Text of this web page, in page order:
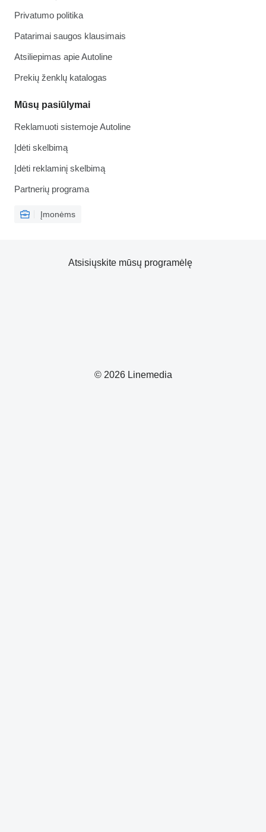
Privatumo politika
Patarimai saugos klausimais
Atsiliepimas apie Autoline
Prekių ženklų katalogas
Mūsų pasiūlymai
Reklamuoti sistemoje Autoline
Įdėti skelbimą
Įdėti reklaminį skelbimą
Partnerių programa
Įmonėms
© 2026 Linemedia
Atsisiųskite mūsų programėlę